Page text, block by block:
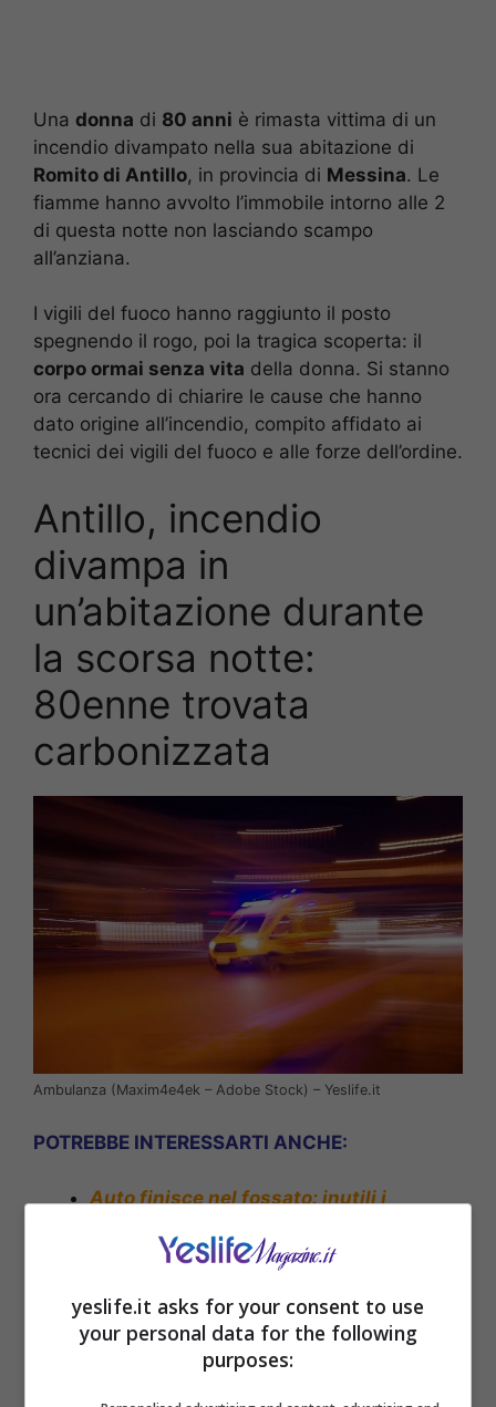
Una donna di 80 anni è rimasta vittima di un
incendio divampato nella sua abitazione di
Romito di Antillo, in provincia di Messina. Le
fiamme hanno avvolto l’immobile intorno alle 2
di questa notte non lasciando scampo
all’anziana.
I vigili del fuoco hanno raggiunto il posto
spegnendo il rogo, poi la tragica scoperta: il
corpo ormai senza vita della donna. Si stanno
ora cercando di chiarire le cause che hanno
dato origine all’incendio, compito affidato ai
tecnici dei vigili del fuoco e alle forze dell’ordine.
Antillo, incendio
divampa in
un’abitazione durante
la scorsa notte:
80enne trovata
carbonizzata
Ambulanza (Maxim4e4ek – Adobe Stock) – Yeslife.it
POTREBBE INTERESSARTI ANCHE:
Auto finisce nel fossato: inutili i
yeslife.it asks for your consent to use
your personal data for the following
purposes: